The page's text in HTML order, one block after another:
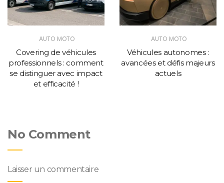
AUTO MOTO
Covering de véhicules
professionnels : comment
se distinguer avec impact
et efficacité !
AUTO MOTO
Véhicules autonomes :
avancées et défis majeurs
actuels
No Comment
Laisser un commentaire